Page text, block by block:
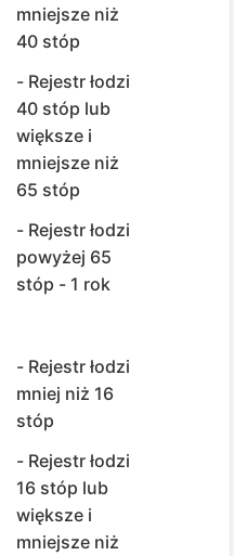
mniejsze niż
40 stóp
- Rejestr łodzi
40 stóp lub
większe i
mniejsze niż
65 stóp
- Rejestr łodzi
powyżej 65
stóp - 1 rok
- Rejestr łodzi
mniej niż 16
stóp
- Rejestr łodzi
16 stóp lub
większe i
mniejsze niż